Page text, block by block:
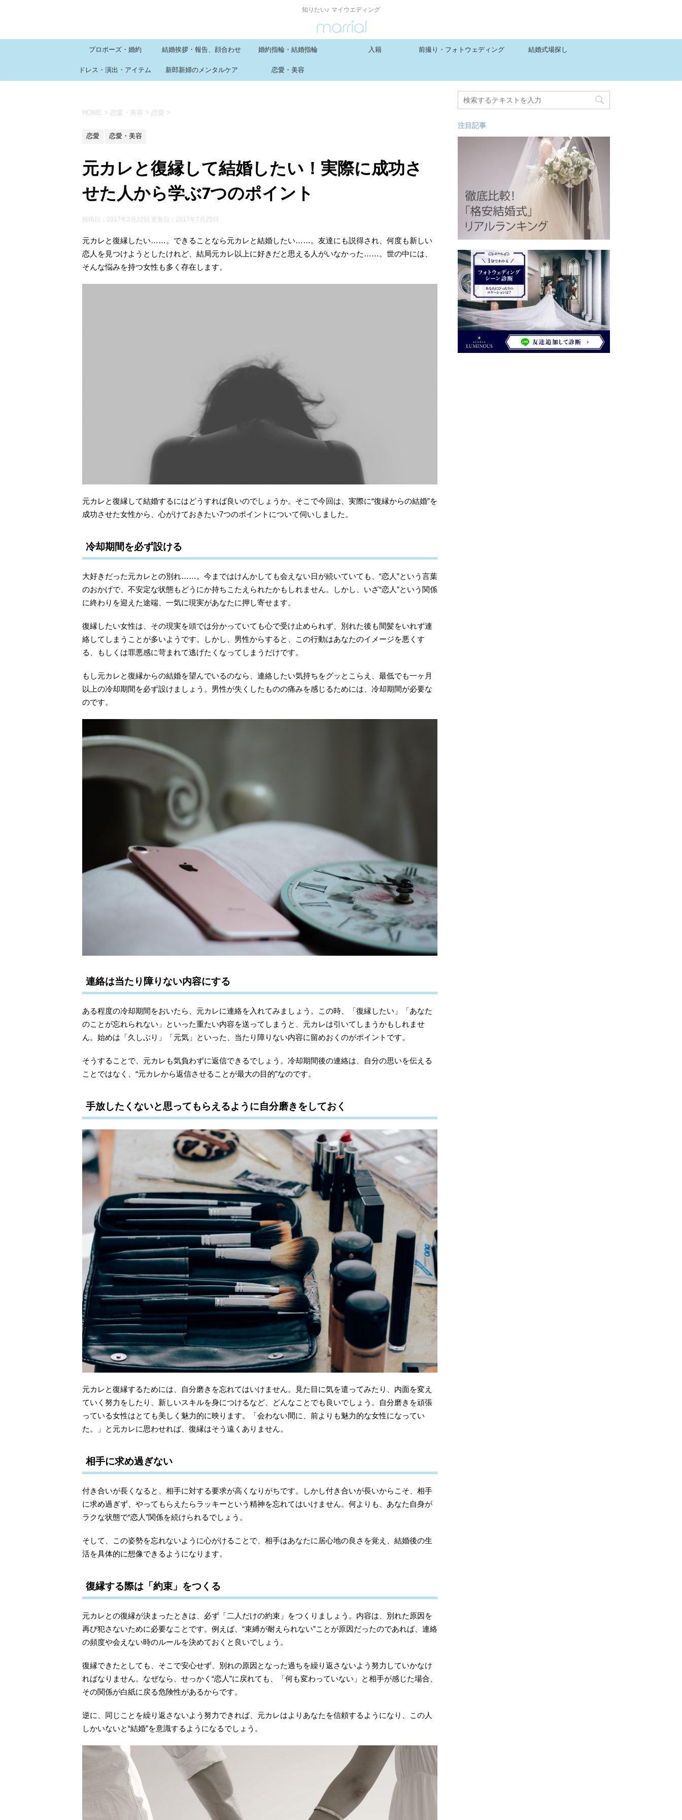
知りたい♪ マイウエディング
プロポーズ・婚約 結婚挨拶・報告、顔合わせ 婚約指輪・結婚指輪 入籍 前撮り・フォトウェディング 結婚式場探し
ドレス・演出・アイテム 新郎新婦のメンタルケア 恋愛・美容
HOME > 恋愛・美容 > 恋愛 >
恋愛 恋愛・美容
元カレと復縁して結婚したい！実際に成功さ
せた人から学ぶ7つのポイント
投稿日：2017年2月22日 更新日： 2017年7月25日
元カレと復縁したい……。できることなら元カレと結婚したい……。友達にも説得され、何度も新しい
恋人を見つけようとしたけれど、結局元カレ以上に好きだと思える人がいなかった……。世の中には、
そんな悩みを持つ女性も多く存在します。
元カレと復縁して結婚するにはどうすれば良いのでしょうか。そこで今回は、実際に“復縁からの結婚”を
成功させた女性から、心がけておきたい7つのポイントについて伺いしました。
冷却期間を必ず設ける
大好きだった元カレとの別れ……。今まではけんかしても会えない日が続いていても、“恋人”という言葉
のおかげで、不安定な状態もどうにか持ちこたえられたかもしれません。しかし、いざ“恋人”という関係
に終わりを迎えた途端、一気に現実があなたに押し寄せます。
復縁したい女性は、その現実を頭では分かっていても心で受け止められず、別れた後も間髪をいれず連
絡してしまうことが多いようです。しかし、男性からすると、この行動はあなたのイメージを悪くす
る、もしくは罪悪感に苛まれて逃げたくなってしまうだけです。
もし元カレと復縁からの結婚を望んでいるのなら、連絡したい気持ちをグッとこらえ、最低でも一ヶ月
以上の冷却期間を必ず設けましょう。男性が失くしたものの痛みを感じるためには、冷却期間が必要な
のです。
連絡は当たり障りない内容にする
ある程度の冷却期間をおいたら、元カレに連絡を入れてみましょう。この時、「復縁したい」「あなた
のことが忘れられない」といった重たい内容を送ってしまうと、元カレは引いてしまうかもしれませ
ん。始めは「久しぶり」「元気」といった、当たり障りない内容に留めおくのがポイントです。
そうすることで、元カレも気負わずに返信できるでしょう。冷却期間後の連絡は、自分の思いを伝える
ことではなく、“元カレから返信させることが最大の目的”なのです。
手放したくないと思ってもらえるように自分磨きをしておく
元カレと復縁するためには、自分磨きを忘れてはいけません。見た目に気を遣ってみたり、内面を変え
ていく努力をしたり、新しいスキルを身につけるなど、どんなことでも良いでしょう。自分磨きを頑張
っている女性はとても美しく魅力的に映ります。「会わない間に、前よりも魅力的な女性になってい
た。」と元カレに思わせれば、復縁はそう遠くありません。
相手に求め過ぎない
付き合いが長くなると、相手に対する要求が高くなりがちです。しかし付き合いが長いからこそ、相手
に求め過ぎず、やってもらえたらラッキーという精神を忘れてはいけません。何よりも、あなた自身が
ラクな状態で“恋人”関係を続けられるでしょう。
そして、この姿勢を忘れないように心がけることで、相手はあなたに居心地の良さを覚え、結婚後の生
活を具体的に想像できるようになります。
復縁する際は「約束」をつくる
元カレとの復縁が決まったときは、必ず「二人だけの約束」をつくりましょう。内容は、別れた原因を
再び犯さないために必要なことです。例えば、“束縛が耐えられない”ことが原因だったのであれば、連絡
の頻度や会えない時のルールを決めておくと良いでしょう。
復縁できたとしても、そこで安心せず、別れの原因となった過ちを繰り返さないよう努力していかなけ
ればなりません。なぜなら、せっかく“恋人”に戻れても、「何も変わっていない」と相手が感じた場合、
その関係が白紙に戻る危険性があるからです。
逆に、同じことを繰り返さないよう努力できれば、元カレはよりあなたを信頼するようになり、この人
しかいないと“結婚”を意識するようになるでしょう。
注目記事